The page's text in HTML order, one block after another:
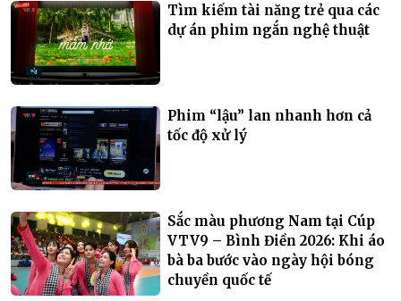
Tìm kiếm tài năng trẻ qua các
dự án phim ngắn nghệ thuật
Phim “lậu” lan nhanh hơn cả
tốc độ xử lý
Sắc màu phương Nam tại Cúp
VTV9 – Bình Điền 2026: Khi áo
bà ba bước vào ngày hội bóng
chuyền quốc tế